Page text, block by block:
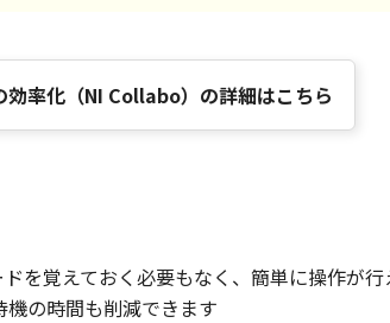
効率化（NI Collabo）の詳細はこちら
を覚えておく必要もなく、簡単に操作が行
の時間も削減できます